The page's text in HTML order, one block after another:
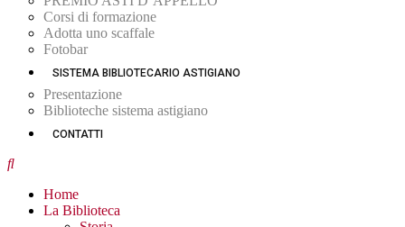
Corsi di formazione
Adotta uno scaffale
Fotobar
SISTEMA BIBLIOTECARIO ASTIGIANO
Presentazione
Biblioteche sistema astigiano
CONTATTI
Home
La Biblioteca